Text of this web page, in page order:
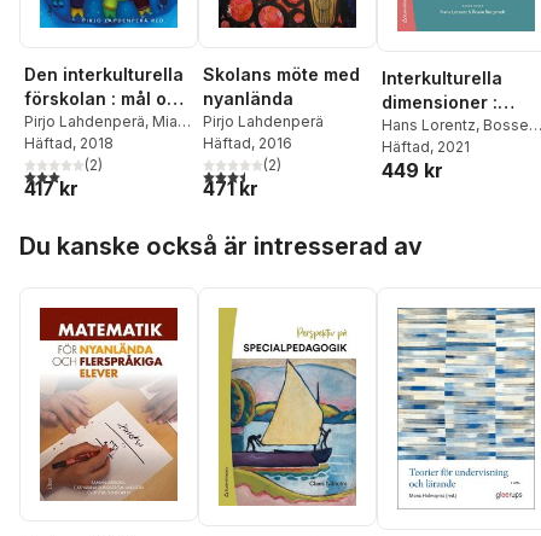
Den interkulturella
förskolan : mål och
arbetssätt
Pirjo Lahdenperä, Mia
Heikkilä ,Kerstin
Johannson
Lillvist,Boglárka
Wetso,Eva Ärlemalm-
Häftad, 2018
3,0utav 5 stjärnor. Totalt antal röster:
(2)
417 kr
Skolans möte med
nyanlända
Pirjo Lahdenperä
Häftad, 2016
3,5utav 5 stjärnor. Totalt antal röster:
(2)
471 kr
Interkulturella
dimensioner :
pedagogik för
interkulturellt
lärande
Hans Lorentz, Bosse
Bergstedt,Helen
Andreas Bergh
Lunneblad
Brömssen
Häftad, 2021
449 kr
Du kanske också är intresserad av